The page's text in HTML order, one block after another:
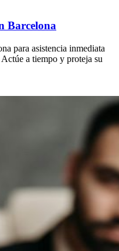
Barcelona
para asistencia inmediata
a tiempo y proteja su